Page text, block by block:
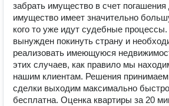
забрать имущество в счет погашения
имущество имеет значительно
кого то уже идут судебные процессы.
вынужден покинуть страну и
реализовать имеющуюся
этих случаев, как правило мы
нашим клиентам. Решения
сделки выходим максимально
бесплатна. Оценка квартиры за 20